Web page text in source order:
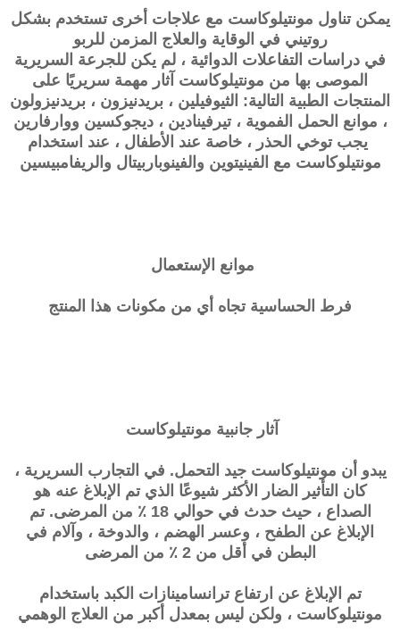
يمكن تناول مونتيلوكاست مع علاجات أخرى تستخدم بشكل
روتيني في الوقاية والعلاج المزمن للربو
في دراسات التفاعلات الدوائية ، لم يكن للجرعة السريرية
الموصى بها من مونتيلوكاست آثار مهمة سريريًا على
المنتجات الطبية التالية: الثيوفيلين ، بريدنيزون ، بريدنيزولون
، موانع الحمل الفموية ، تيرفينادين ، ديجوكسين ووارفارين
يجب توخي الحذر ، خاصة عند الأطفال ، عند استخدام
مونتيلوكاست مع الفينيتوين والفينوباربيتال والريفامبيسين
موانع الإستعمال
فرط الحساسية تجاه أي من مكونات هذا المنتج
آثار جانبية مونتيلوكاست
يبدو أن مونتيلوكاست جيد التحمل. في التجارب السريرية ،
كان التأثير الضار الأكثر شيوعًا الذي تم الإبلاغ عنه هو
الصداع ، حيث حدث في حوالي 18 ٪ من المرضى. تم
الإبلاغ عن الطفح ، وعسر الهضم ، والدوخة ، وآلام في
البطن في أقل من 2 ٪ من المرضى
تم الإبلاغ عن ارتفاع ترانسامينازات الكبد باستخدام
مونتيلوكاست ، ولكن ليس بمعدل أكبر من العلاج الوهمي